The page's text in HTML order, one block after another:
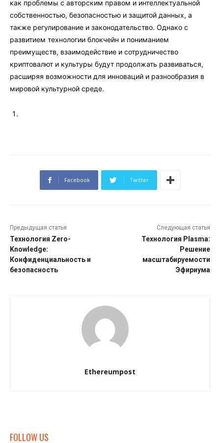
как проблемы с авторским правом и интеллектуальной
собственностью, безопасностью и защитой данных, а
также регулирование и законодательство. Однако с
развитием технологии блокчейн и пониманием
преимуществ, взаимодействие и сотрудничество
криптовалют и культуры будут продолжать развиваться,
расширяя возможности для инноваций и разнообразия в
мировой культурной среде.
Facebook Twitter
Предыдущая статья
Технология Zero-
Knowledge:
Конфиденциальность и
безопасность
Следующая статья
Технология Plasma:
Решение
масштабируемости
Эфириума
Ethereumpost
FOLLOW US